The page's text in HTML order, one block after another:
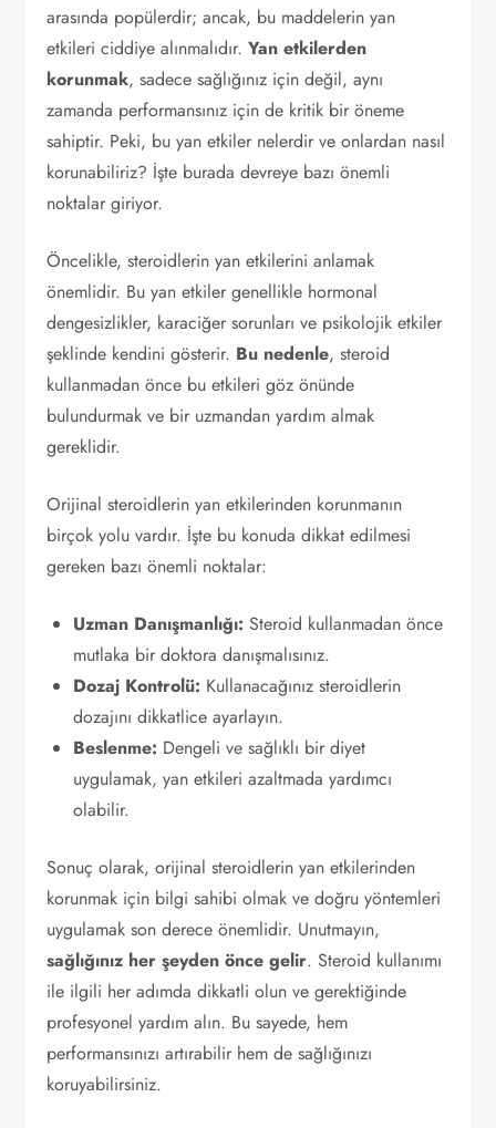
arasında popülerdir; ancak, bu maddelerin yan
etkileri ciddiye alınmalıdır.Yan etkilerden
korunmak, sadece sağlığınız için değil, aynı
zamanda performansınız için de kritik bir öneme
sahiptir. Peki, bu yan etkiler nelerdir ve onlardan nasıl
korunabiliriz? İşte burada devreye bazı önemli
noktalar giriyor.
Öncelikle, steroidlerin yan etkilerini anlamak
önemlidir. Bu yan etkiler genellikle hormonal
dengesizlikler, karaciğer sorunları ve psikolojik etkiler
şeklinde kendini gösterir. Bu nedenle, steroid
kullanmadan önce bu etkileri göz önünde
bulundurmak ve bir uzmandan yardım almak
gereklidir.
Orijinal steroidlerin yan etkilerinden korunmanın
birçok yolu vardır. İşte bu konuda dikkat edilmesi
gereken bazı önemli noktalar:
Uzman Danışmanlığı: Steroid kullanmadan önce
mutlaka bir doktora danışmalısınız.
Dozaj Kontrolü: Kullanacağınız steroidlerin
dozajını dikkatlice ayarlayın.
Beslenme: Dengeli ve sağlıklı bir diyet
uygulamak, yan etkileri azaltmada yardımcı
olabilir.
Sonuç olarak, orijinal steroidlerin yan etkilerinden
korunmak için bilgi sahibi olmak ve doğru yöntemleri
uygulamak son derece önemlidir. Unutmayın,
sağlığınız her şeyden önce gelir. Steroid kullanımı
ile ilgili her adımda dikkatli olun ve gerektiğinde
profesyonel yardım alın. Bu sayede, hem
performansınızı artırabilir hem de sağlığınızı
koruyabilirsiniz.